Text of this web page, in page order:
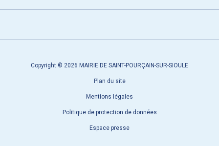
Copyright © 2026 MAIRIE DE SAINT-POURÇAIN-SUR-SIOULE
Plan du site
Mentions légales
Politique de protection de données
Espace presse